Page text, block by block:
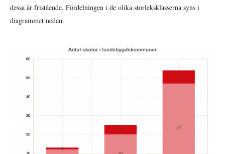
dessa är fristående. Fördelningen i de olika storleksklasserna syns i
diagrammet nedan.